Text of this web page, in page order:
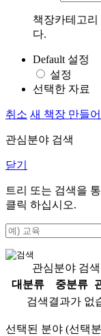
책장카테고리
다.
Default 설정
설정
선택한 자료
취소 새 책장 만들어
관심분야 검색
닫기
트리 또는 검색을
클릭 하십시오.
관심분야 검
대분류
중분류
검색결과가 없
선택된 분야 (선택